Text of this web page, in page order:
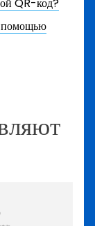
помощью